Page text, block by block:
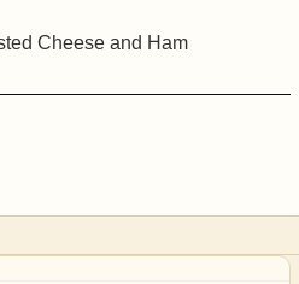
Cheese and Ham